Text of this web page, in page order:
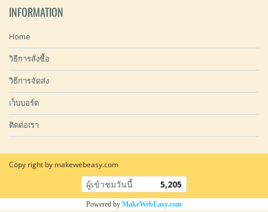
INFORMATION
Home
วิธีการสั่งซื้อ
วิธีการจัดส่ง
เว็บบอร์ด
ติดต่อเรา
Copy right by makewebeasy.com
ผู้เข้าชมวันนี้ 5,205
Powered by MakeWebEasy.com